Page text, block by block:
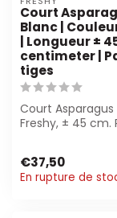
Court
Blanc |
| Longueur ±
centimeter |
tiges
Court
Freshy, ± 45 cm.
€37,50
En rupture de